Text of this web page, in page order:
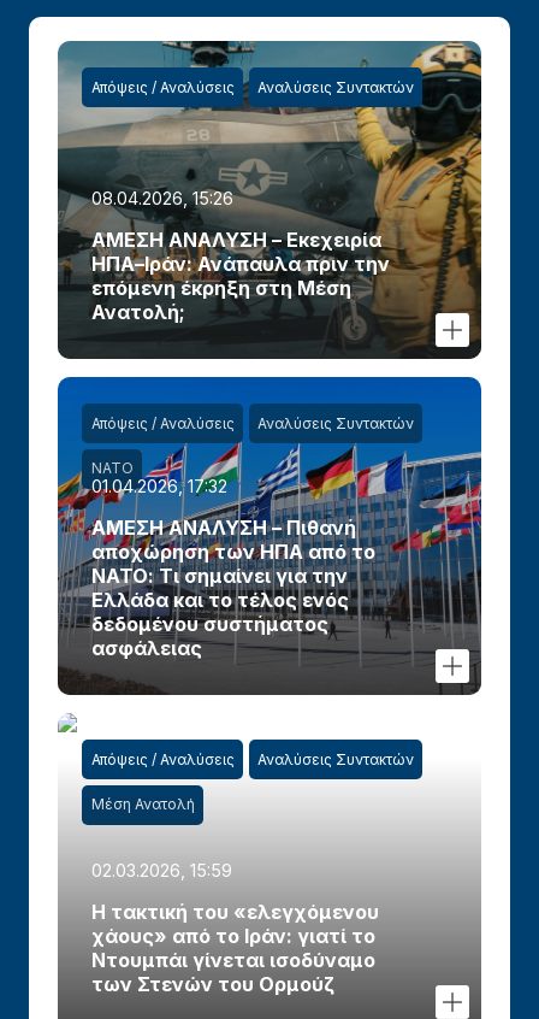
Απόψεις / Αναλύσεις Αναλύσεις Συντακτών
08.04.2026, 15:26
ΑΜΕΣΗ ΑΝΑΛΥΣΗ – Εκεχειρία
ΗΠΑ–Ιράν: Ανάπαυλα πριν την
επόμενη έκρηξη στη Μέση
Ανατολή;
Απόψεις / Αναλύσεις Αναλύσεις Συντακτών
ΝΑΤΟ
01.04.2026, 17:32
ΑΜΕΣΗ ΑΝΑΛΥΣΗ – Πιθανή
αποχώρηση των ΗΠΑ από το
ΝΑΤΟ: Τι σημαίνει για την
Ελλάδα και το τέλος ενός
δεδομένου συστήματος
ασφάλειας
Απόψεις / Αναλύσεις Αναλύσεις Συντακτών
Μέση Ανατολή
02.03.2026, 15:59
Η τακτική του «ελεγχόμενου
χάους» από το Ιράν: γιατί το
Ντουμπάι γίνεται ισοδύναμο
των Στενών του Ορμούζ